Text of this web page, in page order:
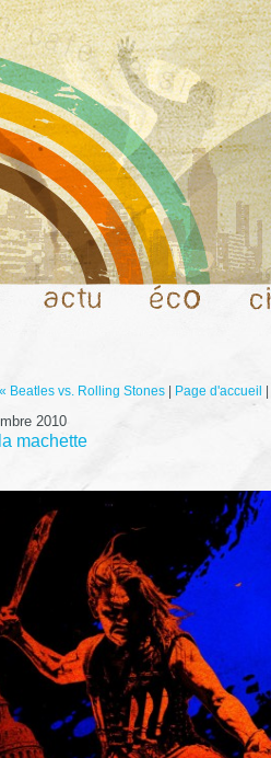
« Beatles vs. Rolling Stones| Page d'accueil
2010
machette